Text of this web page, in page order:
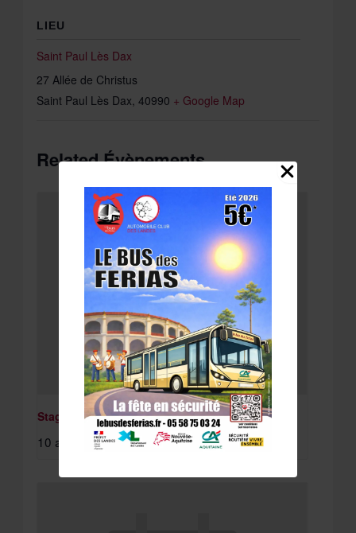
LIEU
Saint Paul Lès Dax
27 Allée de Christus
Saint Paul Lès Dax 40990 + Google Map
Related Évènements
Stage St Paul Lès Dax
10 août à 8:15 am-11 août à 4:30 pm